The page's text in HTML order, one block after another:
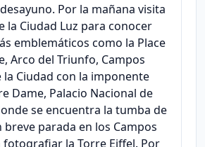
Por la mañana visita
la Ciudad Luz para conocer
emblemáticos como la Place
Arco del Triunfo, Campos
la Ciudad con la imponente
Dame, Palacio Nacional de
se encuentra la tumba de
breve parada en los Campos
la Torre Eiffel. Por